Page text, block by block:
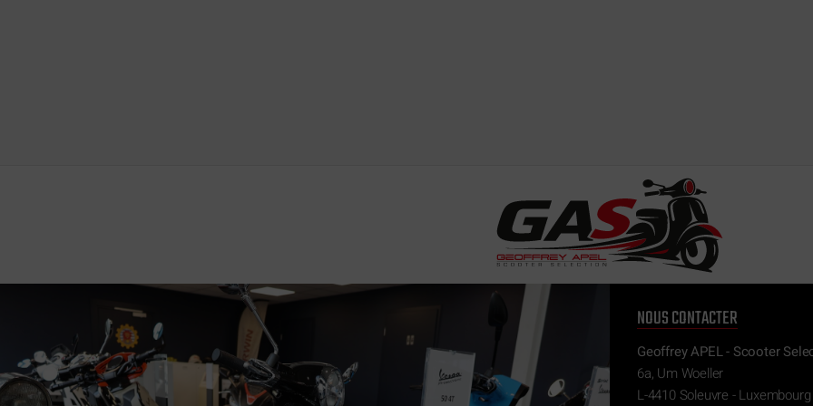
NOUS CONTACTER
Geoffrey APEL - Scooter
6a, Um Woeller
L-4410 Soleuvre - Luxembourg